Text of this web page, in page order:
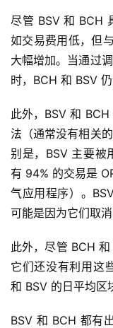
尽管 BSV 和 BCH
如交易费用低，但
大幅增加。当通过
此外，BSV 和
法（通常没有相关
别是，BSV 主要被
有 94% 的交易是
气应用程序）。
此外，尽管 BCH
它们还没有利用这